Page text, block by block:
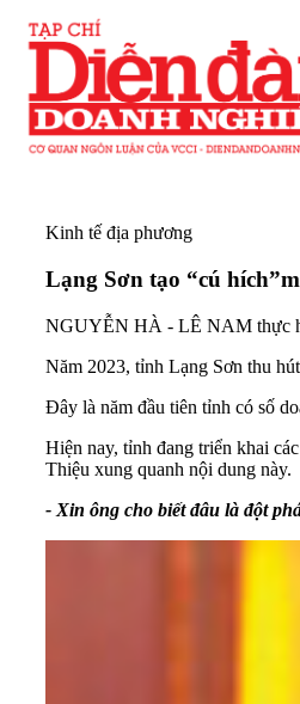
Kinh tế địa phương
Lạng Sơn tạo “cú
NGUYỄN HÀ - LÊ NAM thực
Năm 2023, tỉnh Lạng Sơn thu
Đây là năm đầu tiên tỉnh có số
Hiện nay, tỉnh đang triển khai
Thiệu xung quanh nội dung này.
- Xin ông cho biết đâu là đột